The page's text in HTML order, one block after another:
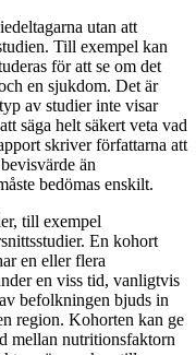
utan att
Till exempel kan
för att se om det
en sjukdom. Det är
av studier inte visar
säga helt säkert veta vad
skriver författarna att
än
bedömas enskilt.
till exempel
En kohort
en eller flera
en viss tid, vanligtvis
befolkningen bjuds in
region. Kohorten kan ge
mellan nutritionsfaktorn